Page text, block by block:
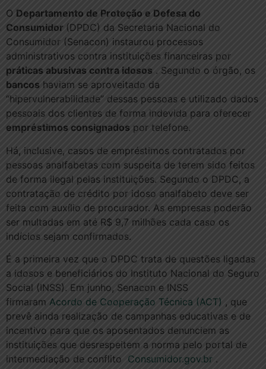
O Departamento de Proteção e Defesa do
Consumidor (DPDC) da Secretaria Nacional do
Consumidor (Senacon) instaurou processos
administrativos contra instituições financeiras por
práticas abusivas contra idosos . Segundo o órgão, os
bancos haviam se aproveitado da
“hipervulnerabilidade” dessas pessoas e utilizado dados
pessoais dos clientes de forma indevida para oferecer
empréstimos consignados por telefone.
Há, inclusive, casos de empréstimos contratados por
pessoas analfabetas com suspeita de terem sido feitos
de forma ilegal pelas instituições. Segundo o DPDC, a
contratação de crédito por idoso analfabeto deve ser
feita com auxílio de procurador. As empresas poderão
ser multadas em até R$ 9,7 milhões cada caso os
indícios sejam confirmados.
É a primeira vez que o DPDC trata de questões ligadas
a idosos e beneficiários do Instituto Nacional do Seguro
Social (INSS). Em junho, Senacon e INSS
firmaram Acordo de Cooperação Técnica (ACT) , que
prevê ainda realização de campanhas educativas e de
incentivo para que os aposentados denunciem as
instituições que desrespeitem a norma pelo portal de
intermediação de conflito Consumidor.gov.br .